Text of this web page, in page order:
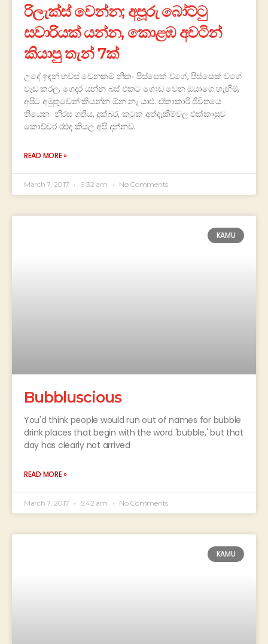
රිලැක්ස් වෙන්න; අපූරු බෝට්ටු
සවාරියක් යන්න, කොළඹ අවටින්
කියාපු තැන් 7ක්
උදේ ඉඳන් හවස් වෙනකම් නිකං පිස්සෙක් වගේ, පිස්සෙක් වගේ
වැඩ කරල, ගෙදර යන්න බස් එකට ගොඩ වෙන ඔයාගෙ හැඟීම්,
අපිට අමුතුවෙන් කියන්න ඕන නෑ යාළු. ඒකාකාරී ජීවිතයෙ
තියෙන නීරස ගතිය, දුක්බර, කටුක අත්දැකීම්වල එක්කාසුව
කොච්චර රළුද කියල අපි දන්නව.
READ MORE »
March 7, 2017 9:32 am No Comments
KAMU
Bubbluscious
You'd think people would run out of names for bubble
drink places that begin with the word 'bubble,' but that
day has clearly not arrived
READ MORE »
March 7, 2017 5:42 am No Comments
KAMU